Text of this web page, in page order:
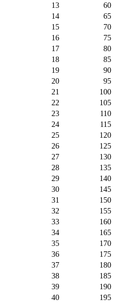
13
60
14
65
15
70
16
75
17
80
18
85
19
90
20
95
21
100
22
105
23
110
24
115
25
120
26
125
27
130
28
135
29
140
30
145
31
150
32
155
33
160
34
165
35
170
36
175
37
180
38
185
39
190
40
195